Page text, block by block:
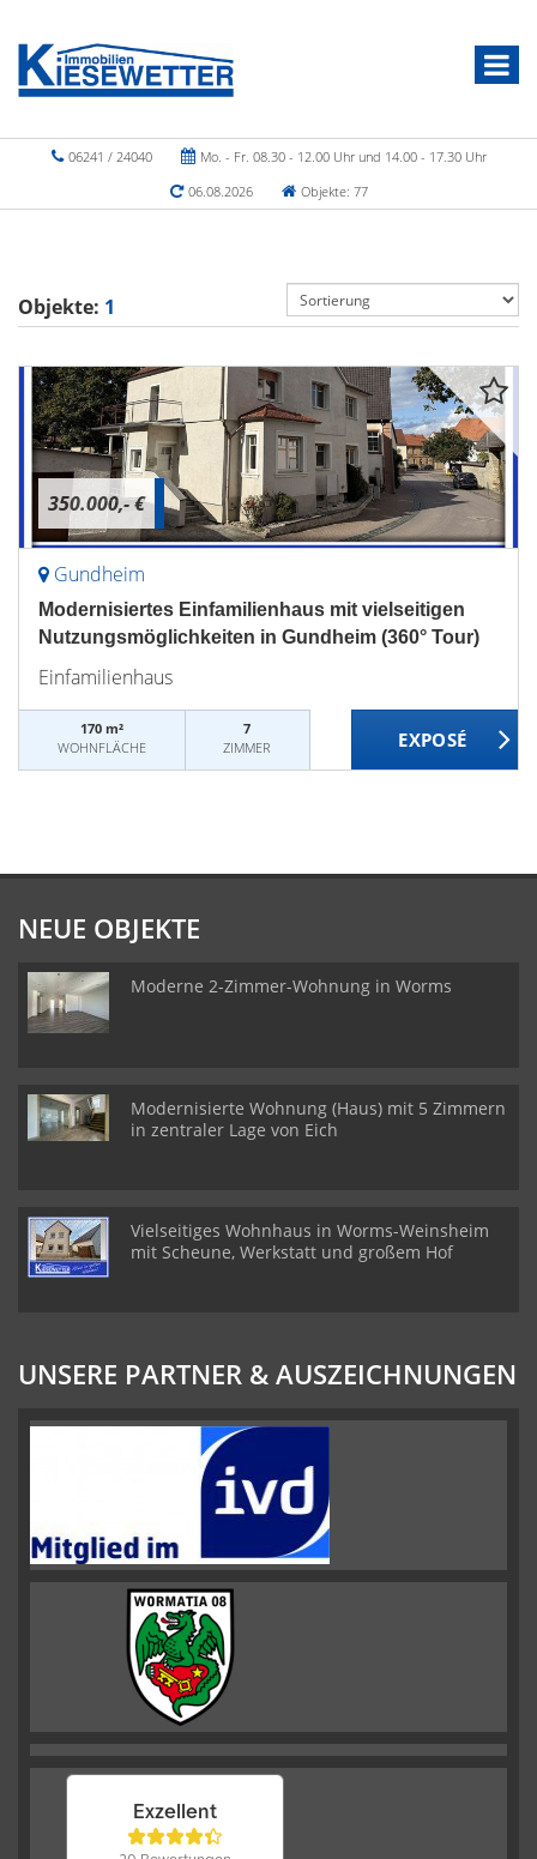
06241 / 24040
Mo. - Fr. 08.30 - 12.00 Uhr und 14.00 - 17.30 Uhr
06.08.2026
Objekte: 77
Objekte: 1
350.000,- €
Gundheim
Modernisiertes Einfamilienhaus mit vielseitigen
Nutzungsmöglichkeiten in Gundheim (360° Tour)
Einfamilienhaus
170 m²
WOHNFLÄCHE
7
ZIMMER
NEUE OBJEKTE
Moderne 2-Zimmer-Wohnung in Worms
Modernisierte Wohnung (Haus) mit 5 Zimmern
in zentraler Lage von Eich
Vielseitiges Wohnhaus in Worms-Weinsheim
mit Scheune, Werkstatt und großem Hof
UNSERE PARTNER & AUSZEICHNUNGEN